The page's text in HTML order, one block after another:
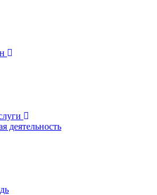
деятельность